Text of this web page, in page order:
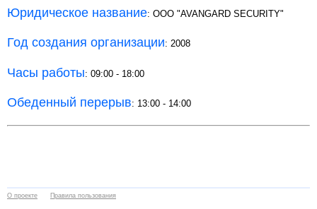
Юридическое название: OOO "AVANGARD SECURITY"
Год создания организации: 2008
Часы работы: 09:00 - 18:00
Обеденный перерыв: 13:00 - 14:00
О проекте Правила пользования